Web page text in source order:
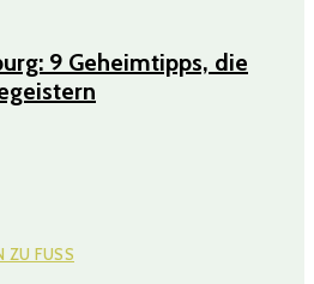
9 Geheimtipps, die
FUSS